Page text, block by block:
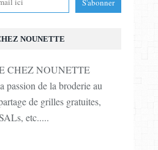
NOUNETTE
passion de la broderie au
de grilles gratuites,
etc.....